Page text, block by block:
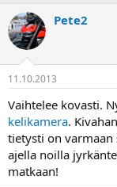
Pete2
11.10.2013
Vaihtelee kovasti.
kelikamera.
tietysti on varmaan
ajella noilla
matkaan!